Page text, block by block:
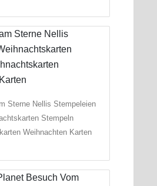
Sterne Nellis Stempeleien
Stempeln
Weihnachten Karten